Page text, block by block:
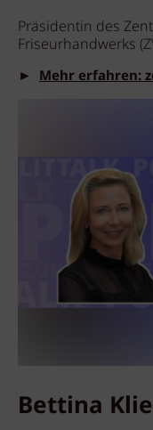
Präsidentin des
Friseurhandwerks
► Mehr erfahren:
Bettina